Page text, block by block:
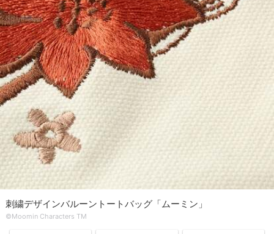
刺繍デザインバルーントートバッグ「ムーミン」
©Moomin Characters TM